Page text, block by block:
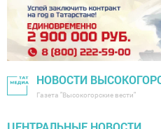
НОВОСТИ
Газета "Высокогорские вести"